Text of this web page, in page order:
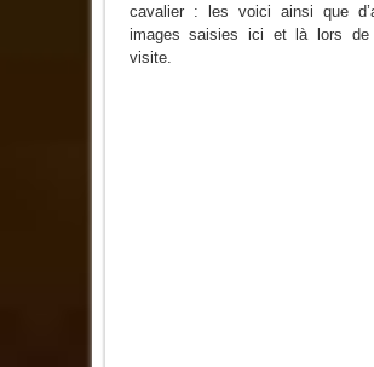
cavalier : les voici ainsi que
images saisies ici et là lors de
visite.